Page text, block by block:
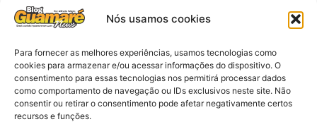
Nós usamos cookies
Para fornecer as melhores experiências, usamos tecnologias como
cookies para armazenar e/ou acessar informações do dispositivo. O
consentimento para essas tecnologias nos permitirá processar dados
como comportamento de navegação ou IDs exclusivos neste site. Não
consentir ou retirar o consentimento pode afetar negativamente certos
recursos e funções.